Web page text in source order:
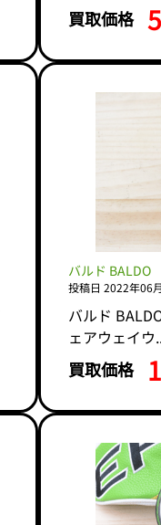
買取価格
バルド BALDO
投稿日 2022年06
バルド
ェアウェイウ
買取価格